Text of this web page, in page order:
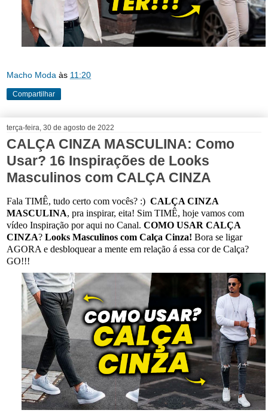
Macho Moda às 11:20
Compartilhar
terça-feira, 30 de agosto de 2022
CALÇA CINZA MASCULINA: Como
Usar? 16 Inspirações de Looks
Masculinos com CALÇA CINZA
Fala TIMÊ, tudo certo com vocês? :) CALÇA CINZA
MASCULINA, pra inspirar, eita! Sim TIMÊ, hoje vamos com
vídeo Inspiração por aqui no Canal. COMO USAR CALÇA
CINZA? Looks Masculinos com Calça Cinza! Bora se ligar
AGORA e desbloquear a mente em relação á essa cor de Calça?
GO!!!